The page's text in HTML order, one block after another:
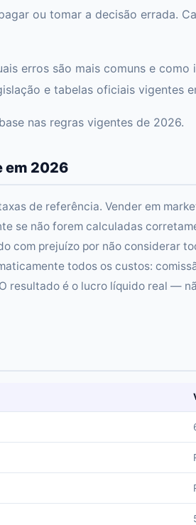
ou tomar a decisão errada.
erros são mais comuns e
e tabelas oficiais vigentes
nas regras vigentes de 2026.
em 2026
de referência. Vender em
se não forem calculadas
com prejuízo por não considerar
todos os custos:
resultado é o lucro líquido real —